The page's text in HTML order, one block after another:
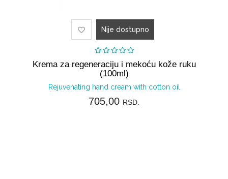
Nije dostupno
Krema za regeneraciju i mekoću kože ruku
(100ml)
Rejuvenating hand cream with cotton oil
705,00 RSD.